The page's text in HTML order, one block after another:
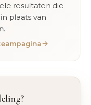
resultaten die
plaats van